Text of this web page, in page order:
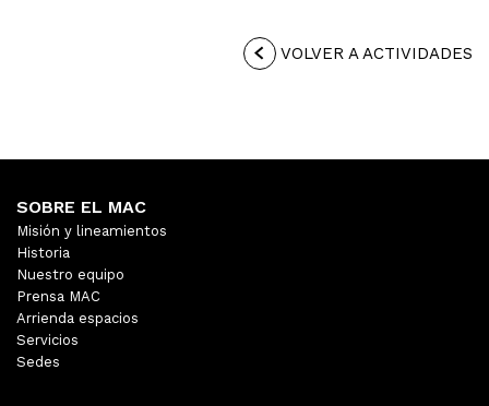
VOLVER A ACTIVIDADES
SOBRE EL MAC
Misión y lineamientos
Historia
Nuestro equipo
Prensa MAC
Arrienda espacios
Servicios
Sedes